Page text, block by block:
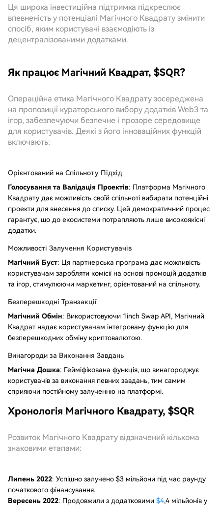
Ця широка інвестиційна підтримка підкреслює
впевненість у потенціалі Магічного Квадрату змінити
спосіб, яким користувачі взаємодіють із
децентралізованими додатками.
Як працює Магічний Квадрат, $SQR?
Операційна етика Магічного Квадрату зосереджена
на пропозиції кураторського вибору додатків Web3 та
ігор, забезпечуючи безпечне і прозоре середовище
для користувачів. Деякі з його інноваційних функцій
включають:
Орієнтований на Спільноту Підхід
Голосування та Валідація Проектів: Платформа Магічного
Квадрату дає можливість своїй спільноті вибирати потенційні
проекти для внесення до списку. Цей демократичний процес
гарантує, що до екосистеми потрапляють лише високоякісні
додатки.
Можливості Залучення Користувачів
Магічний Буст: Ця партнерська програма дає можливість
користувачам заробляти комісії на основі промоцій додатків
та ігор, стимулюючи маркетинг, орієнтований на спільноту.
Безперешкодні Транзакції
Магічний Обмін: Використовуючи 1inch Swap API, Магічний
Квадрат надає користувачам інтегровану функцію для
безперешкодних обміну криптовалютою.
Винагороди за Виконання Завдань
Магічна Дошка: Гейміфікована функція, що винагороджує
користувачів за виконання певних завдань, тим самим
сприяючи постійному залученню на платформі.
Хронологія Магічного Квадрату, $SQR
Розвиток Магічного Квадрату відзначений кількома
знаковими етапами:
Липень 2022: Успішно залучено $3 мільйони під час раунду
початкового фінансування.
Вересень 2022: Продовжили з додатковими $4,4 мільйонів у